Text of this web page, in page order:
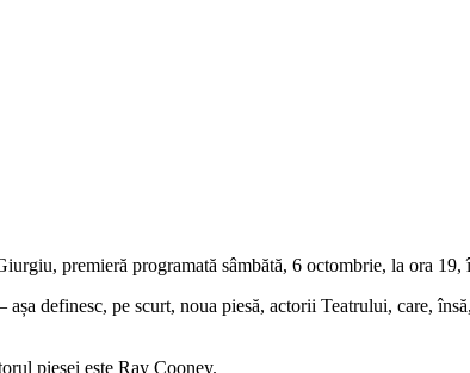
premieră programată sâmbătă, 6 octombrie, la ora
definesc, pe scurt, noua piesă, actorii Teatrului, care,
piesei este Ray Cooney.